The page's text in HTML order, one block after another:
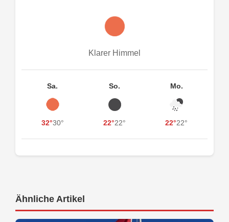
Klarer Himmel
Sa.
32°30°
So.
22°22°
Mo.
22°22°
Ähnliche Artikel